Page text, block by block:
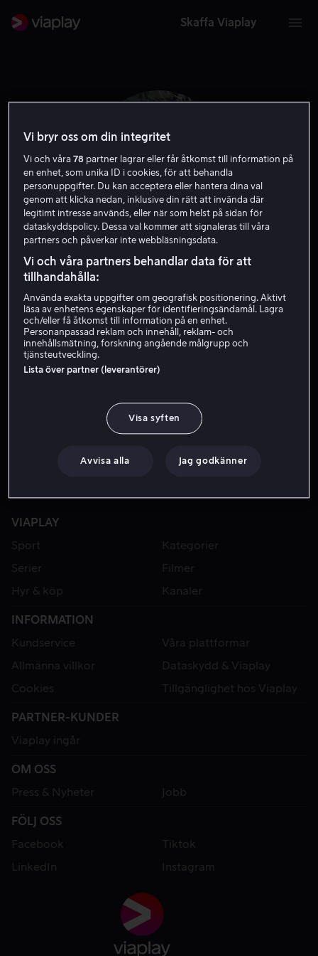
Skaffa Viaplay
Lea Drinda
Skådespelare
VIAPLAY
Sport
Kategorier
Serier
Filmer
Hyr & köp
Kanaler
INFORMATION
Kundservice
Våra plattformar
Allmänna villkor
Dataskydd & Viaplay
Cookies
Tillgänglighet hos Viaplay
PARTNER-KUNDER
Viaplay ingår
OM OSS
Press & Nyheter
Jobb
FÖLJ OSS
Facebook
Tiktok
LinkedIn
Instagram
Vi bryr oss om din integritet
Vi och våra78 partner lagrar eller får åtkomst till information på
en enhet, som unika ID i cookies, för att behandla
personuppgifter. Du kan acceptera eller hantera dina val
genom att klicka nedan, inklusive din rätt att invända där
legitimt intresse används, eller när som helst på sidan för
dataskyddspolicy. Dessa val kommer att signaleras till våra
partners och påverkar inte webbläsningsdata.
Vi och våra partners behandlar data för att
tillhandahålla:
Använda exakta uppgifter om geografisk positionering. Aktivt
läsa av enhetens egenskaper för identifieringsändamål. Lagra
och/eller få åtkomst till information på en enhet.
Personanpassad reklam och innehåll, reklam- och
innehållsmätning, forskning angående målgrupp och
tjänsteutveckling.
Lista över partner (leverantörer)
Visa syften
Avvisa alla Jag godkänner